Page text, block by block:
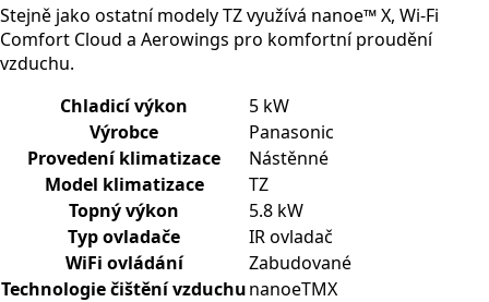
Stejně jako ostatní modely TZ využívá nanoe™ X, Wi-Fi
Comfort Cloud a Aerowings pro komfortní proudění
vzduchu.
Chladicí výkon
5 kW
Výrobce
Panasonic
Provedení klimatizace
Nástěnné
Model klimatizace
TZ
Topný výkon
5.8 kW
Typ ovladače
IR ovladač
WiFi ovládání
Zabudované
Technologie čištění vzduchunanoeTMX